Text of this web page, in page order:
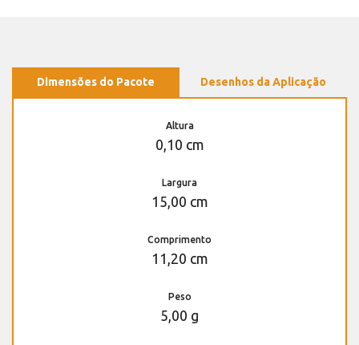
Dimensões do Pacote Desenhos da Aplicação
Altura
0,10 cm
Largura
15,00 cm
Comprimento
11,20 cm
Peso
5,00 g